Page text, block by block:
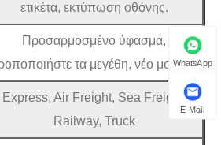
ετικέτα, εκτύπωση οθόνης.
Προσαρμοσμένο ύφασμα,
τα μεγέθη, νέο μοτίβο.
Express, Air Freight, Sea Freight,
Railway, Truck
WhatsApp
E-Mail